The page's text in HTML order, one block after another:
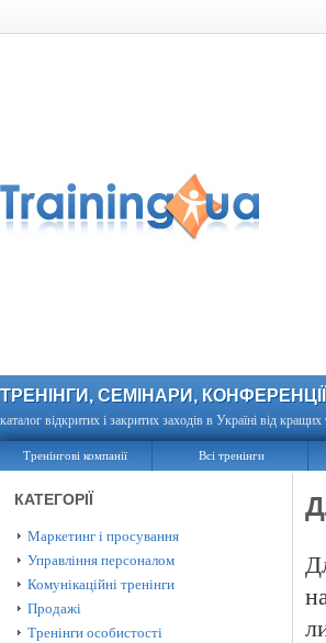
ТРЕНІНГИ, СЕМІНАРИ, КОНФЕРЕНЦІЇ
каталог відкритих і закритих заходів в Україні від
Тренінгові компанії Всі тренінги
КАТЕГОРІЇ
Маркетинг і просування
Управління персоналом
Комунікаційні тренінги
Продажі
Тренінги особистості